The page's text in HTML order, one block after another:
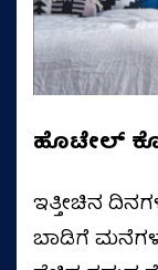
ಹೊಟೇಲ್
ಇತ್ತೀಚಿನ
ಬಾಡಿಗೆ